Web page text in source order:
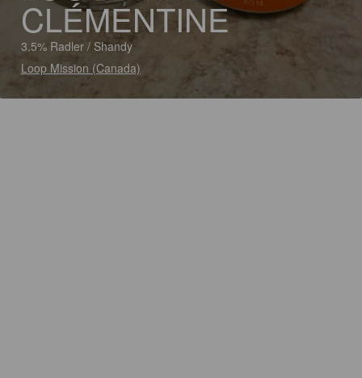
CLÉMENTINE
3.5% Radler / Shandy
Loop Mission (Canada)